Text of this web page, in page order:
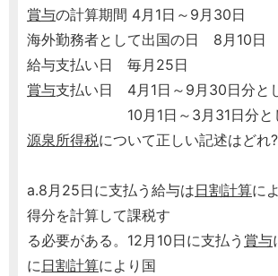
賞与の計算期間 4月1日～9月30日
海外勤務者として出国の日 8月10日
給与支払い日 毎月25日
賞与支払い日 4月1日～9月30日分と
10月1日～3月31日分とし
源泉所得税について正しい記述はどれ?
a.8月25日に支払う給与は日割計算に
得分を計算して課税す
る必要がある。12月10日に支払う 賞与
に日割計算により国